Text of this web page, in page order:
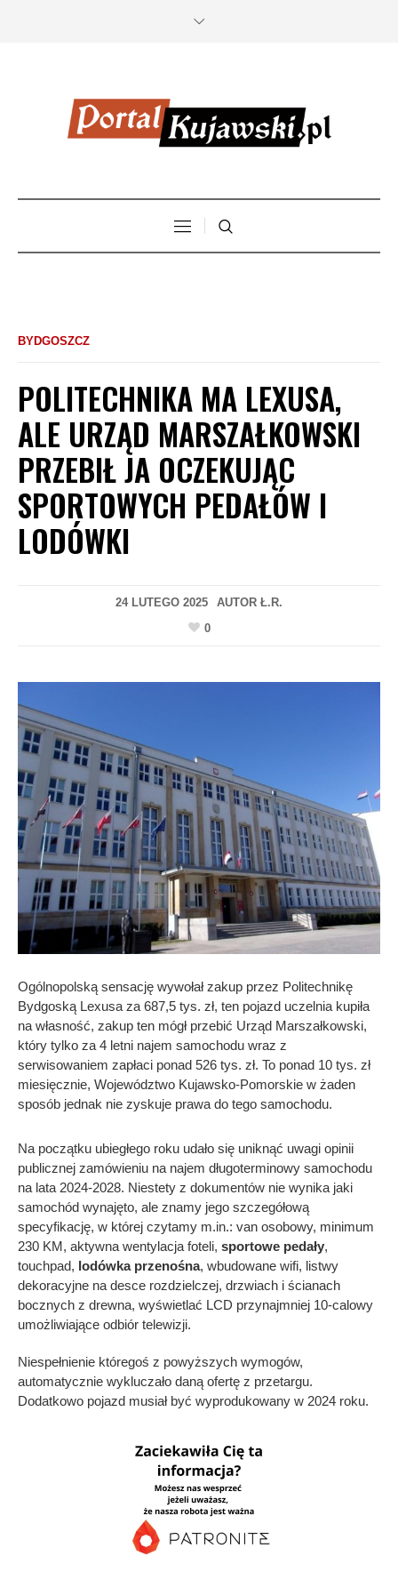
BYDGOSZCZ
POLITECHNIKA MA LEXUSA,
ALE URZĄD MARSZAŁKOWSKI
PRZEBIŁ JA OCZEKUJĄC
SPORTOWYCH PEDAŁÓW I
LODÓWKI
24 LUTEGO 2025 AUTOR Ł.R.
0
Ogólnopolską sensację wywołał zakup przez Politechnikę
Bydgoską Lexusa za 687,5 tys. zł, ten pojazd uczelnia kupiła
na własność, zakup ten mógł przebić Urząd Marszałkowski,
który tylko za 4 letni najem samochodu wraz z
serwisowaniem zapłaci ponad 526 tys. zł. To ponad 10 tys. zł
miesięcznie, Województwo Kujawsko-Pomorskie w żaden
sposób jednak nie zyskuje prawa do tego samochodu.
Na początku ubiegłego roku udało się uniknąć uwagi opinii
publicznej zamówieniu na najem długoterminowy samochodu
na lata 2024-2028. Niestety z dokumentów nie wynika jaki
samochód wynajęto, ale znamy jego szczegółową
specyfikację, w której czytamy m.in.: van osobowy, minimum
230 KM, aktywna wentylacja foteli, sportowe pedały,
touchpad, lodówka przenośna, wbudowane wifi, listwy
dekoracyjne na desce rozdzielczej, drzwiach i ścianach
bocznych z drewna, wyświetlać LCD przynajmniej 10-calowy
umożliwiające odbiór telewizji.
Niespełnienie któregoś z powyższych wymogów,
automatycznie wykluczało daną ofertę z przetargu.
Dodatkowo pojazd musiał być wyprodukowany w 2024 roku.